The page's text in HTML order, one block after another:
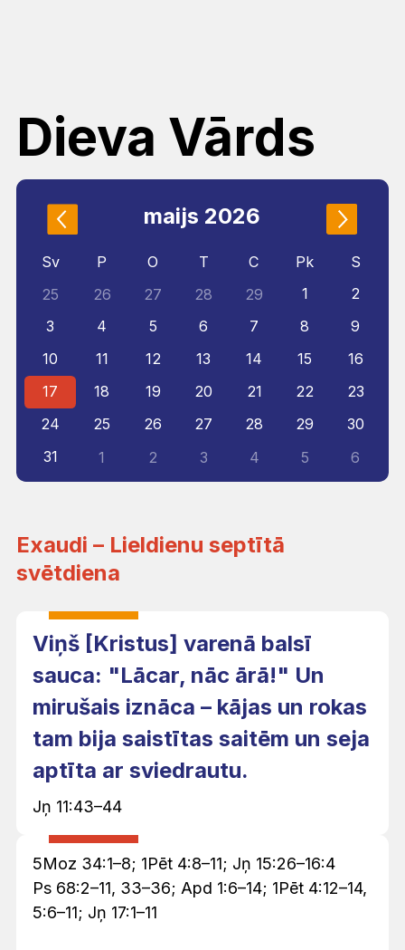
Dieva Vārds
Exaudi – Lieldienu septītā
svētdiena
Viņš [Kristus] varenā balsī
sauca: "Lācar, nāc ārā!" Un
mirušais iznāca – kājas un rokas
tam bija saistītas saitēm un seja
aptīta ar sviedrautu.
Jņ 11:43–44
5Moz 34:1–8; 1Pēt 4:8–11; Jņ 15:26–16:4
Ps 68:2–11, 33–36; Apd 1:6–14; 1Pēt 4:12–14,
5:6–11; Jņ 17:1–11
maijs 2026
Sv P O T C Pk
S
25
26 27 28 29 1
2
3
4 5 6 7 8
9
10
11 12 13 14 15
16
17
18 19 20 21 22
23
24
25 26 27 28 29
30
31
1 2 3 4 5 6